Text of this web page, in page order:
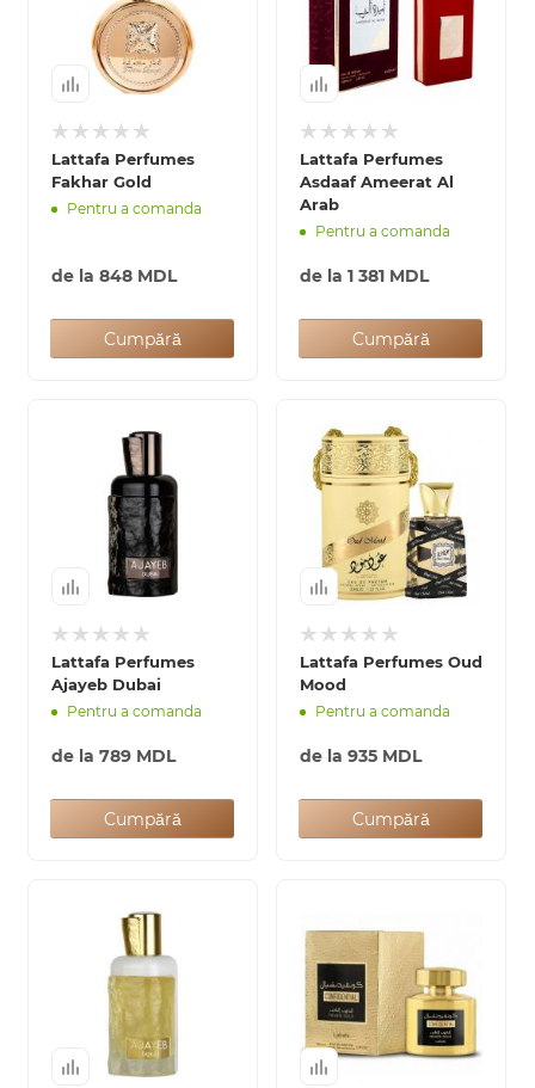
Lattafa Perfumes
Fakhar Gold
Pentru a comanda
de la 848 MDL
Cumpără
Lattafa Perfumes
Asdaaf Ameerat Al
Arab
Pentru a comanda
de la 1 381 MDL
Cumpără
Lattafa Perfumes
Ajayeb Dubai
Pentru a comanda
de la 789 MDL
Cumpără
Lattafa Perfumes Oud
Mood
Pentru a comanda
de la 935 MDL
Cumpără